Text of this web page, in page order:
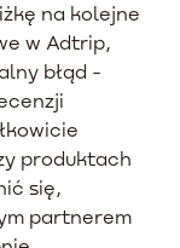
na kolejne
w Adtrip,
błąd -
produktach
się,
partnerem